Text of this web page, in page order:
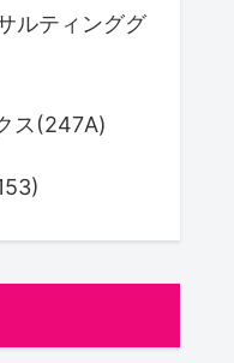
ルティンググ
ス(247A)